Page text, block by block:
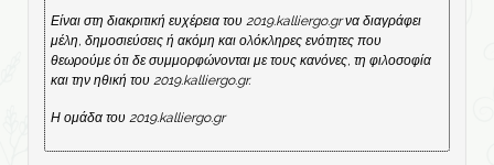
Είναι στη διακριτική ευχέρεια του 2019.kalliergo.gr να διαγράφει
μέλη, δημοσιεύσεις ή ακόμη και ολόκληρες ενότητες που
θεωρούμε ότι δε συμμορφώνονται με τους κανόνες, τη φιλοσοφία
και την ηθική του 2019.kalliergo.gr.
Η ομάδα του 2019.kalliergo.gr